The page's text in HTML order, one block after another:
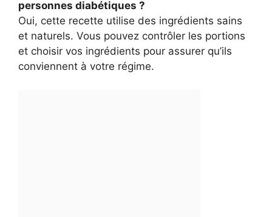
personnes diabétiques ?
Oui, cette recette utilise des ingrédients sains
et naturels. Vous pouvez contrôler les portions
et choisir vos ingrédients pour assurer qu’ils
conviennent à votre régime.